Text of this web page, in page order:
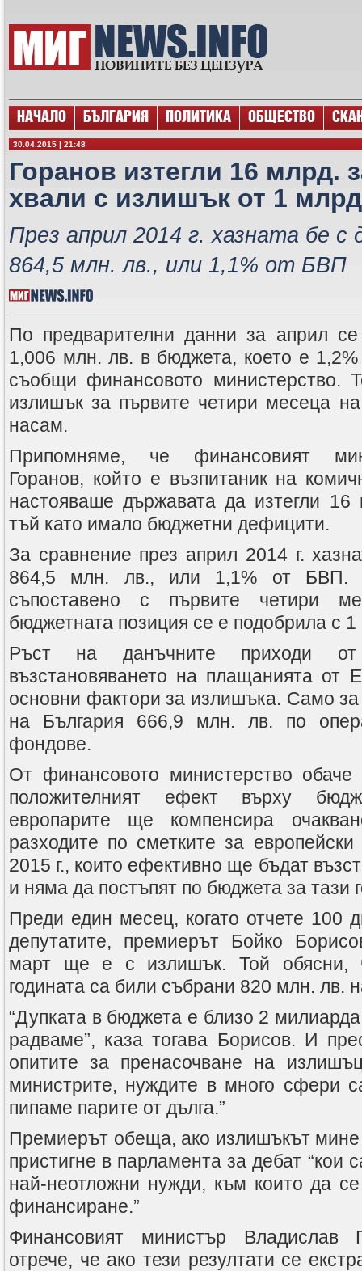
НАЧАЛО БЪЛГАРИЯ ПОЛИТИКА ОБЩЕСТВО
30.04.2015 | 21:48
Горанов изтегли 16 млрд.
хвали с излишък от 1
През април 2014 г. хазната бе
864,5 млн. лв., или 1,1% от БВП
По предварителни данни за април
1,006 млн. лв. в бюджета, което е
съобщи финансовото министерство.
излишък за първите четири месеца на
насам.
Припомняме, че финансовият
Горанов, който е възпитаник на
настояваше държавата да изтегли
тъй като имало бюджетни дефицити.
За сравнение през април 2014 г.
864,5 млн. лв., или 1,1% от БВП.
съпоставено с първите четири
бюджетната позиция се е подобрила с
Ръст на данъчните приходи
възстановяването на плащанията от
основни фактори за излишъка. Само
на България 666,9 млн. лв. по
фондове.
От финансовото министерство обаче
положителният ефект върху
европарите ще компенсира
разходите по сметките за
2015 г., които ефективно ще бъдат
и няма да постъпят по бюджета за тази
Преди един месец, когато отчете 100
депутатите, премиерът Бойко
март ще е с излишък. Той обясни,
годината са били събрани 820 млн. лв.
“Дупката в бюджета е близо 2
радваме”, каза тогава Борисов. И
опитите за пренасочване на
министрите, нуждите в много сфери
пипаме парите от дълга.”
Премиерът обеща, ако излишъкът
пристигне в парламента за дебат “кои
най-неотложни нужди, към които да
финансиране.”
Финансовият министър Владислав
отрече, че ако тези резултати се